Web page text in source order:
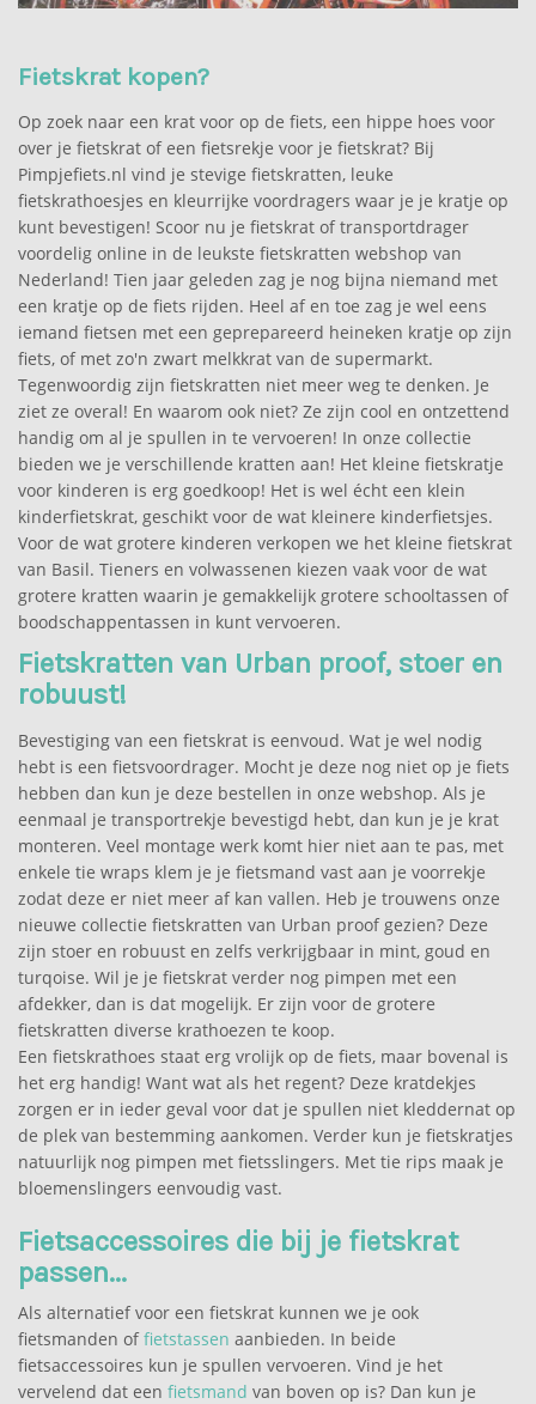
Fietskrat kopen?
Op zoek naar een krat voor op de fiets, een hippe hoes voor
over je fietskrat of een fietsrekje voor je fietskrat? Bij
Pimpjefiets.nl vind je stevige fietskratten, leuke
fietskrathoesjes en kleurrijke voordragers waar je je kratje op
kunt bevestigen! Scoor nu je fietskrat of transportdrager
voordelig online in de leukste fietskratten webshop van
Nederland! Tien jaar geleden zag je nog bijna niemand met
een kratje op de fiets rijden. Heel af en toe zag je wel eens
iemand fietsen met een geprepareerd heineken kratje op zijn
fiets, of met zo'n zwart melkkrat van de supermarkt.
Tegenwoordig zijn fietskratten niet meer weg te denken. Je
ziet ze overal! En waarom ook niet? Ze zijn cool en ontzettend
handig om al je spullen in te vervoeren! In onze collectie
bieden we je verschillende kratten aan! Het kleine fietskratje
voor kinderen is erg goedkoop! Het is wel écht een klein
kinderfietskrat, geschikt voor de wat kleinere kinderfietsjes.
Voor de wat grotere kinderen verkopen we het kleine fietskrat
van Basil. Tieners en volwassenen kiezen vaak voor de wat
grotere kratten waarin je gemakkelijk grotere schooltassen of
boodschappentassen in kunt vervoeren.
Fietskratten van Urban proof, stoer en
robuust!
Bevestiging van een fietskrat is eenvoud. Wat je wel nodig
hebt is een fietsvoordrager. Mocht je deze nog niet op je fiets
hebben dan kun je deze bestellen in onze webshop. Als je
eenmaal je transportrekje bevestigd hebt, dan kun je je krat
monteren. Veel montage werk komt hier niet aan te pas, met
enkele tie wraps klem je je fietsmand vast aan je voorrekje
zodat deze er niet meer af kan vallen. Heb je trouwens onze
nieuwe collectie fietskratten van Urban proof gezien? Deze
zijn stoer en robuust en zelfs verkrijgbaar in mint, goud en
turqoise. Wil je je fietskrat verder nog pimpen met een
afdekker, dan is dat mogelijk. Er zijn voor de grotere
fietskratten diverse krathoezen te koop.
Een fietskrathoes staat erg vrolijk op de fiets, maar bovenal is
het erg handig! Want wat als het regent? Deze kratdekjes
zorgen er in ieder geval voor dat je spullen niet kleddernat op
de plek van bestemming aankomen. Verder kun je fietskratjes
natuurlijk nog pimpen met fietsslingers. Met tie rips maak je
bloemenslingers eenvoudig vast.
Fietsaccessoires die bij je fietskrat
passen...
Als alternatief voor een fietskrat kunnen we je ook
fietsmanden offietstassen aanbieden. In beide
fietsaccessoires kun je spullen vervoeren. Vind je het
vervelend dat een fietsmand van boven op is? Dan kun je